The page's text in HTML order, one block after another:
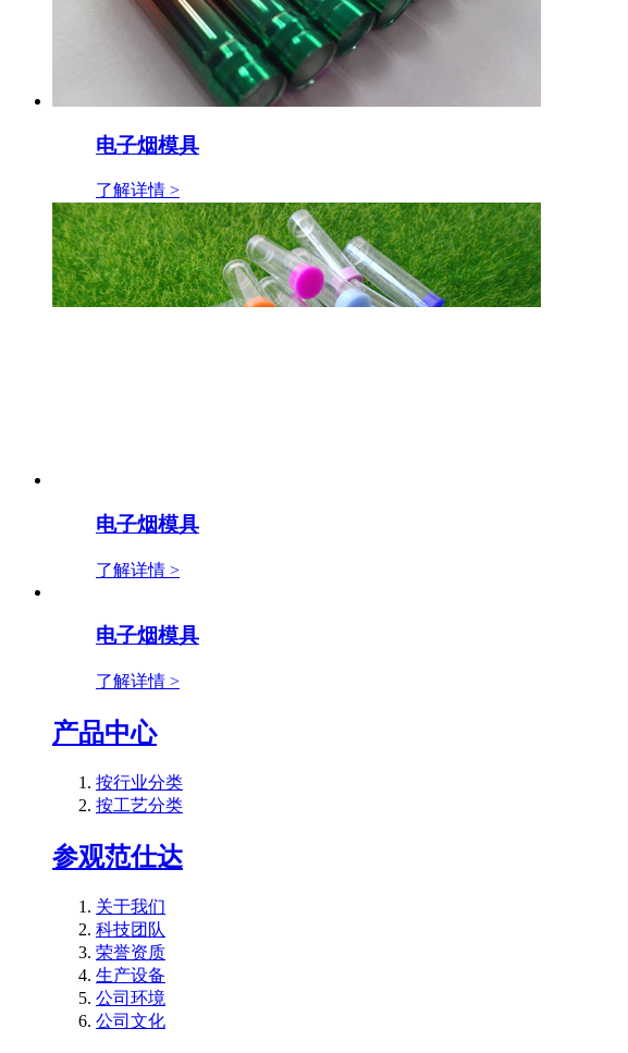
电子烟模具
了解详情 >
电子烟模具
了解详情 >
电子烟模具
了解详情 >
产品中心
按行业分类
按工艺分类
参观范仕达
关于我们
科技团队
荣誉资质
生产设备
公司环境
公司文化